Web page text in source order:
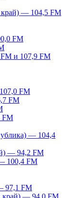
край) — 104,5 FM
FM
и 107,9 FM
FM
FM
FM
— 104,4
— 94,2 FM
100,4 FM
97,1 FM
край) — 94,0 FM